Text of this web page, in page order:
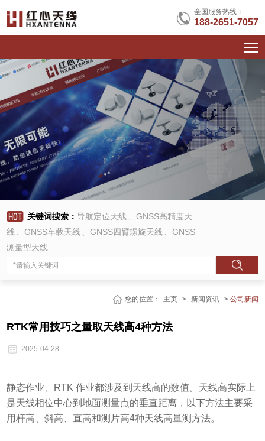
全国服务热线：
188-2651-7057
关键词搜索：导航定位天线 、GNSS高精度天
线
、GNSS车载天线 、GNSS四臂螺旋天线 、GNSS
测量型天线
您的位置： 主页 > 新闻资讯 > 公司新闻
RTK常用技巧之量取天线高4种方法
2025-04-28
静态作业、RTK 作业都涉及到天线高的数值。天线高实际上
是天线相位中心到地面测量点的垂直距离，以下方法主要采
用杆高、斜高、直高和测片高4种天线高量测方法。